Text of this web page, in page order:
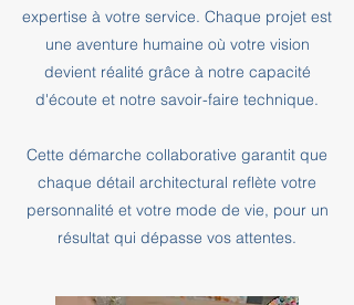
expertise à votre service. Chaque projet est
une aventure humaine où votre vision
devient réalité grâce à notre capacité
d'écoute et notre savoir-faire technique.
Cette démarche collaborative garantit que
chaque détail architectural reflète votre
personnalité et votre mode de vie, pour un
résultat qui dépasse vos attentes.